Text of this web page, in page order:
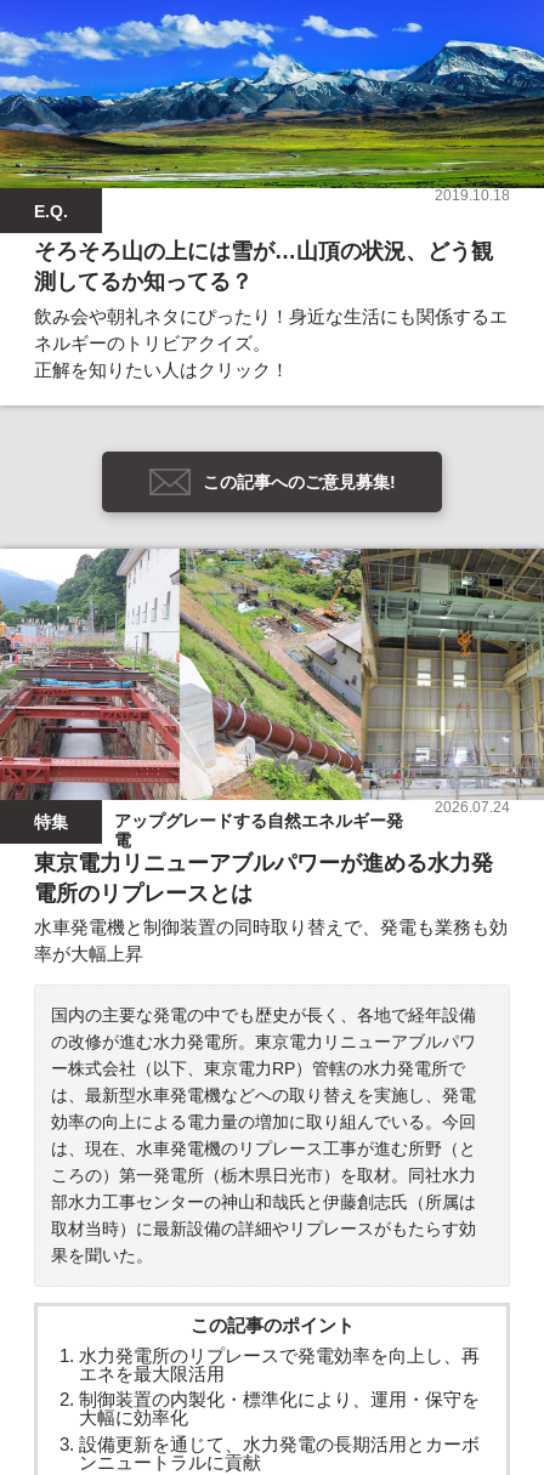
E.Q.
2019.10.18
そろそろ山の上には雪が…山頂の状況、どう観
測してるか知ってる？
飲み会や朝礼ネタにぴったり！身近な生活にも関係するエ
ネルギーのトリビアクイズ。
正解を知りたい人はクリック！
この記事へのご意見募集!
特集
アップグレードする自然エネルギー発
電
2026.07.24
東京電力リニューアブルパワーが進める水力発
電所のリプレースとは
水車発電機と制御装置の同時取り替えで、発電も業務も効
率が大幅上昇
国内の主要な発電の中でも歴史が長く、各地で経年設備
の改修が進む水力発電所。東京電力リニューアブルパワ
ー株式会社（以下、東京電力RP）管轄の水力発電所で
は、最新型水車発電機などへの取り替えを実施し、発電
効率の向上による電力量の増加に取り組んでいる。今回
は、現在、水車発電機のリプレース工事が進む所野（と
ころの）第一発電所（栃木県日光市）を取材。同社水力
部水力工事センターの神山和哉氏と伊藤創志氏（所属は
取材当時）に最新設備の詳細やリプレースがもたらす効
果を聞いた。
この記事のポイント
水力発電所のリプレースで発電効率を向上し、再
エネを最大限活用
制御装置の内製化・標準化により、運用・保守を
大幅に効率化
設備更新を通じて、水力発電の長期活用とカーボ
ンニュートラルに貢献